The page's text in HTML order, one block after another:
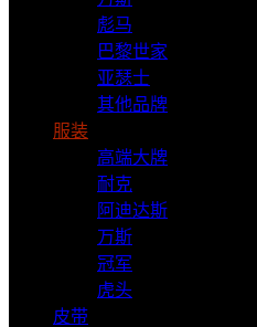
彪马
巴黎世家
亚瑟士
其他品牌
服装
高端大牌
耐克
阿迪达斯
万斯
冠军
虎头
皮带